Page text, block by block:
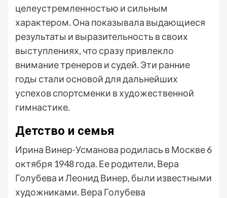
целеустремленностью и сильным
характером. Она показывала выдающиеся
результаты и выразительность в своих
выступлениях, что сразу привлекло
внимание тренеров и судей. Эти ранние
годы стали основой для дальнейших
успехов спортсменки в художественной
гимнастике.
Детство и семья
Ирина Винер-Усманова родилась в Москве 6
октября 1948 года. Ее родители, Вера
Голубева и Леонид Винер, были известными
художниками. Вера Голубева